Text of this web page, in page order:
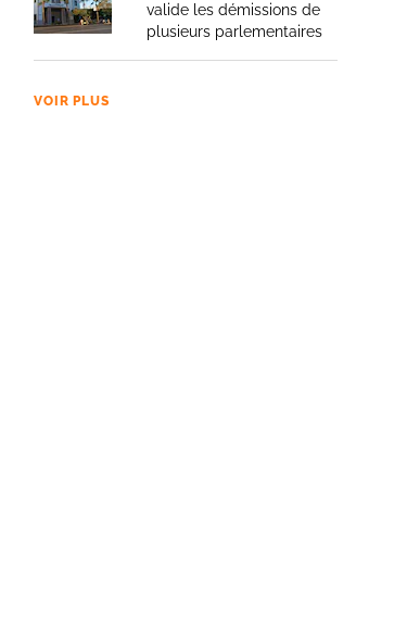
valide les démissions de
plusieurs parlementaires
VOIR PLUS